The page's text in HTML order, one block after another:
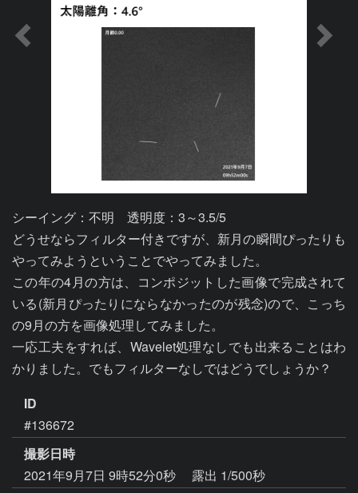
シーイング：不明　透明度：3～3.5/5
どうせならフィルター付きですが、新月の瞬間ぴったりも
やってみようということでやってみました。
この年の4月の方は、コンポジットした画像で完成されて
いる(新月ぴったりにならなかったのが残念)ので、こっち
の9月の方を画像処理してみました。
一応工夫をすれば、Wavelet処理なしでも出来ることはわ
かりました。でもフィルターなしではどうでしょうか？
ID
#136672
撮影日時
2021年9月7日 9時52分0秒
露出 1/500秒